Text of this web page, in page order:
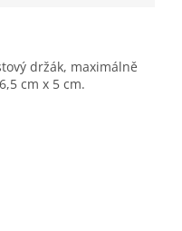
držák, maximálně
cm x 5 cm.